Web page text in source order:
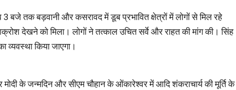
3 बजे तक बड़वानी और कसरावद में डूब प्रभावित क्षेत्रों में लोगों से मिल रहे
देखने को मिला। लोगों ने तत्काल उचित सर्वे और राहत की मांग की। सिंह
व्यवस्था किया जाएगा।
मोदी के जन्मदिन और सीएम चौहान के ओंकारेश्वर में आदि शंकराचार्य की मूर्ति के